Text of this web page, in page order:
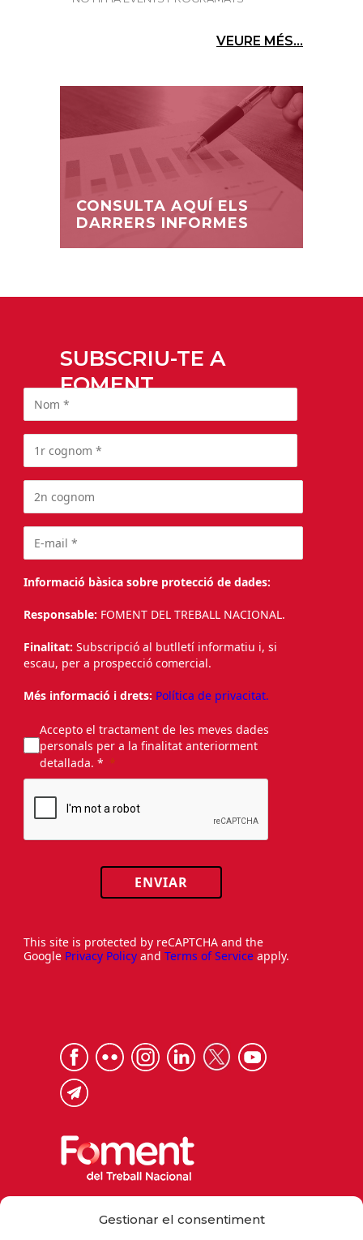
Gestionar el consentiment
VEURE MÉS...
CONSULTA AQUÍ ELS
DARRERS INFORMES
SUBSCRIU-TE A
FOMENT
Informació bàsica sobre protecció de dades:
Responsable: FOMENT DEL TREBALL NACIONAL.
Finalitat: Subscripció al butlletí informatiu i, si
escau, per a prospecció comercial.
Més informació i drets: Política de privacitat.
Accepto el tractament de les meves dades
personals per a la finalitat anteriorment
detallada. *
ENVIAR
This site is protected by reCAPTCHA and the
Google Privacy Policy and Terms of Service apply.